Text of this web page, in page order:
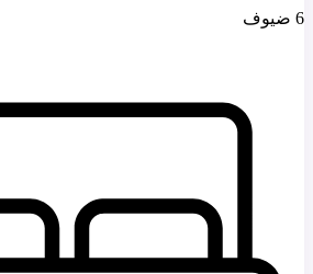
6 ضيوف